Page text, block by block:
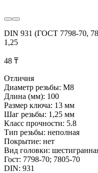
DIN 931 (ГОСТ 7798-70,
1,25
48 ₸
Отличия
Диаметр резьбы: М8
Длина (мм): 100
Размер ключа: 13 мм
Шаг резьбы: 1,25 мм
Класс прочности: 5.8
Тип резьбы: неполная
Покрытие: нет
Вид головки:
Гост: 7798-70; 7805-70
DIN: 931